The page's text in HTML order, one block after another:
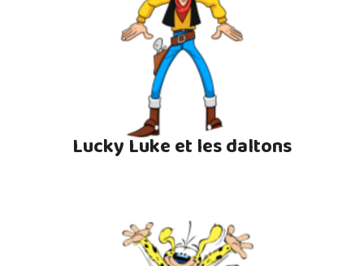
Lucky Luke et les daltons